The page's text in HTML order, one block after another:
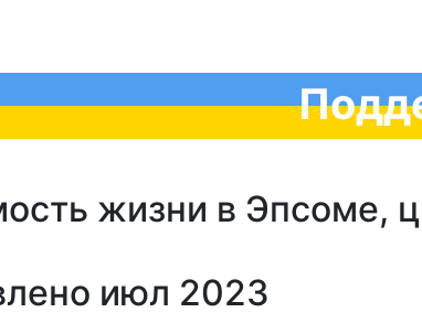
жизни в Эпсоме,
июл 2023